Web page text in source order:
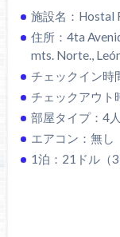
施設名：Hostal
住所：4ta
mts. Norte.,
チェックイン時
チェックアウト
部屋タイプ：4
エアコン：無
1泊：21ドル（